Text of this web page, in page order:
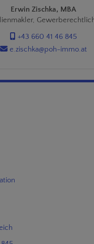
Erwin Zischka, MBA
+43 660 41 46 845
e.zischka@poh-immo.at